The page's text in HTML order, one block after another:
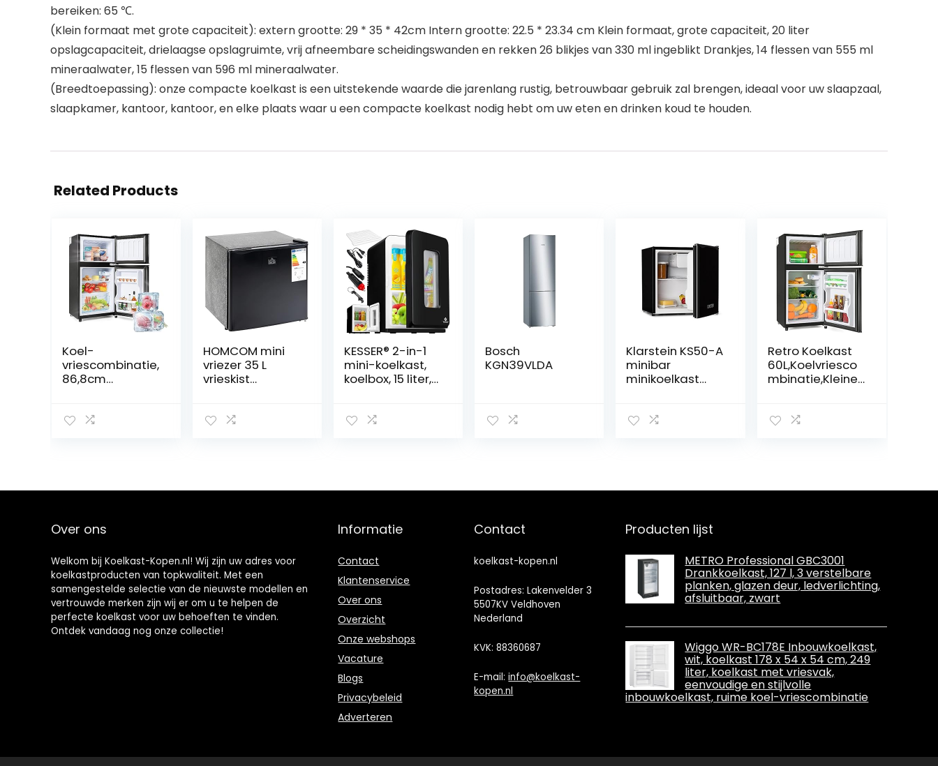
bereiken: 65 ℃.
(Klein formaat met grote capaciteit): extern grootte: 29 * 35 * 42cm Intern grootte: 22.5 * 23.34 cm Klein formaat, grote capaciteit, 20 liter
opslagcapaciteit, drielaagse opslagruimte, vrij afneembare scheidingswanden en rekken 26 blikjes van 330 ml ingeblikt Drankjes, 14 flessen van 555 ml
mineraalwater, 15 flessen van 596 ml mineraalwater.
(Breedtoepassing): onze compacte koelkast is een uitstekende waarde die jarenlang rustig, betrouwbaar gebruik zal brengen, ideaal voor uw slaapzaal,
slaapkamer, kantoor, kantoor, en elke plaats waar u een compacte koelkast nodig hebt om uw eten en drinken koud te houden.
Related Products
Koel-
vriescombinatie,
86,8cm
urs,met 60 liter
38 liter
verlichting,Premi
HOMCOM mini
vriezer 35 L
vrieskist
vrieskist mini
eling
KESSER® 2-in-1
mini-koelkast,
koelbox, 15 liter,
ctie, draagbaar
eker,
auto, kantoor,
tuin
Bosch
KGN39VLDA
Klarstein KS50-A
minibar
minikoelkast
koelkast (40
deurflessenplan
Retro Koelkast
60L,Koelvriesco
mbinatie,Kleine
172kWh/jaar,LED
els en Kleine
Over ons
Welkom bij Koelkast-Kopen.nl! Wij zijn uw adres voor
koelkastproducten van topkwaliteit. Met een
samengestelde selectie van de nieuwste modellen en
vertrouwde merken zijn wij er om u te helpen de
perfecte koelkast voor uw behoeften te vinden.
Ontdek vandaag nog onze collectie!
Informatie
Contact
Klantenservice
Over ons
Overzicht
Onze webshops
Vacature
Blogs
Privacybeleid
Adverteren
Contact
koelkast-kopen.nl
Postadres: Lakenvelder 3
5507KV Veldhoven
Nederland
KVK: 88360687
E-mail:info@koelkast-
kopen.nl
Producten lijst
METRO Professional GBC3001
Drankkoelkast, 127 l, 3 verstelbare
planken, glazen deur, ledverlichting,
afsluitbaar, zwart
Wiggo WR-BC178E Inbouwkoelkast,
wit, koelkast 178 x 54 x 54 cm, 249
liter, koelkast met vriesvak,
eenvoudige en stijlvolle
inbouwkoelkast, ruime koel-vriescombinatie